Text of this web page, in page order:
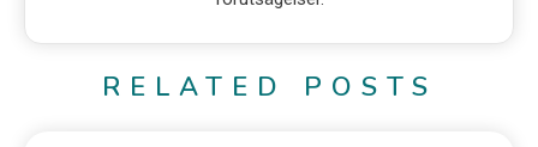
RELATED POSTS